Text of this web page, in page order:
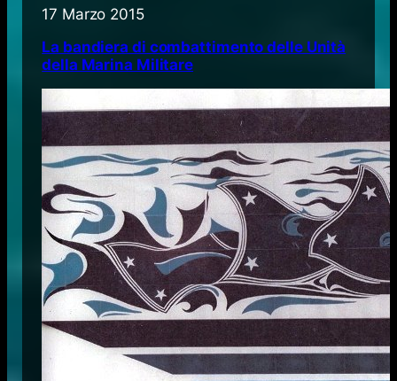
17 Marzo 2015
La bandiera di combattimento delle Unità
della Marina Militare